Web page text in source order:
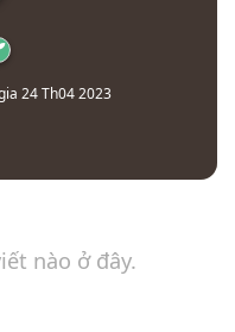
24 Th04 2023
nào ở đây.